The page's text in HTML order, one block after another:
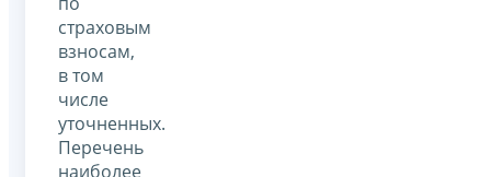
страховым
взносам,
в том
числе
уточненных.
Перечень
наиболее